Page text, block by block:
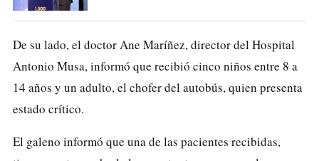
De su lado, el doctor Ane Maríñez, director del Hospital
Antonio Musa, informó que recibió cinco niños entre 8 a
14 años y un adulto, el chofer del autobús, quien presenta
estado crítico.
El galeno informó que una de las pacientes recibidas,